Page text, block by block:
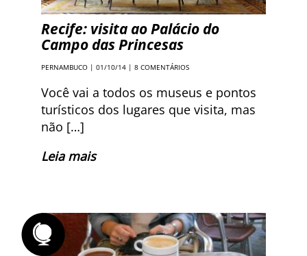
Recife: visita ao Palácio do
Campo das Princesas
PERNAMBUCO | 01/10/14 | 8 COMENTÁRIOS
Você vai a todos os museus e pontos
turísticos dos lugares que visita, mas
não […]
Leia mais